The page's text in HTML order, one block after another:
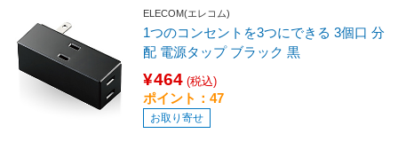
ELECOM(エレコム)
1つのコンセントを3つにできる 3個口 分
配 電源タップ ブラック 黒
¥464 (税込)
ポイント：47
お取り寄せ